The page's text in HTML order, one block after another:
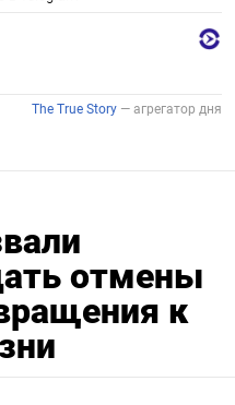
отмены
к